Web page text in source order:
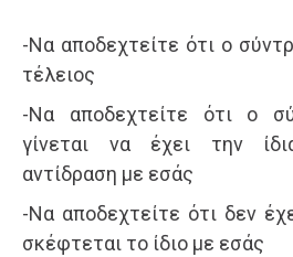
-Να αποδεχτείτε ότι ο
τέλειος
-Να αποδεχτείτε ότι ο
γίνεται να έχει την
αντίδραση με εσάς
-Να αποδεχτείτε ότι δεν
σκέφτεται το ίδιο με εσάς